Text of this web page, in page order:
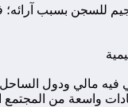
مالي ودول الساحل
واسعة من